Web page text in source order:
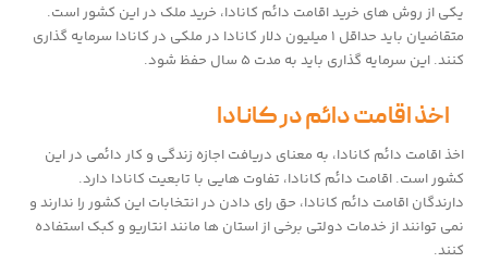
یکی از روش های خرید اقامت دائم کانادا، خرید ملک در این کشور است.
متقاضیان باید حداقل ۱ میلیون دلار کانادا در ملکی در کانادا سرمایه گذاری
کنند. این سرمایه گذاری باید به مدت ۵ سال حفظ شود.
اخذ اقامت دائم در کانادا
اخذ اقامت دائم کانادا، به معنای دریافت اجازه زندگی و کار دائمی در این
کشور است. اقامت دائم کانادا، تفاوت هایی با تابعیت کانادا دارد.
دارندگان اقامت دائم کانادا، حق رای دادن در انتخابات این کشور را ندارند و
نمی توانند از خدمات دولتی برخی از استان ها مانند انتاریو و کبک استفاده
کنند.